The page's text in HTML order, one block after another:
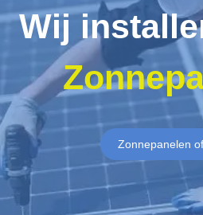
Wij
Zonnepanelen